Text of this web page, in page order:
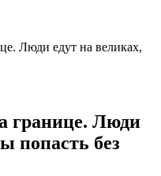
Люди едут на великах,
границе. Люди
попасть без